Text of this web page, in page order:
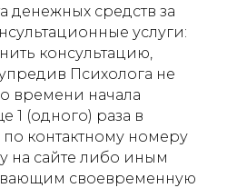
денежных средств за
услуги:
консультацию,
Психолога не
времени начала
1 (одного) раза в
контактному номеру
на сайте либо иным
своевременную